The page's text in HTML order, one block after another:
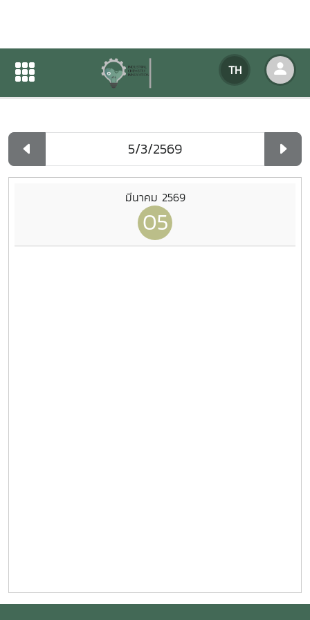
TH
ปฏิทินกิจกรรมของหน่วยงาน
ปฏิทินกิจกรรมของหน่วยงาน
มีนาคม 2569
05